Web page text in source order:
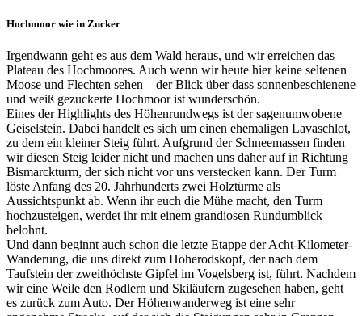
Hochmoor wie in Zucker
Irgendwann geht es aus dem Wald heraus, und wir erreichen das
Plateau des Hochmoores. Auch wenn wir heute hier keine seltenen
Moose und Flechten sehen – der Blick über dass sonnenbeschienene
und weiß gezuckerte Hochmoor ist wunderschön.
Eines der Highlights des Höhenrundwegs ist der sagenumwobene
Geiselstein. Dabei handelt es sich um einen ehemaligen Lavaschlot,
zu dem ein kleiner Steig führt. Aufgrund der Schneemassen finden
wir diesen Steig leider nicht und machen uns daher auf in Richtung
Bismarckturm, der sich nicht vor uns verstecken kann. Der Turm
löste Anfang des 20. Jahrhunderts zwei Holztürme als
Aussichtspunkt ab. Wenn ihr euch die Mühe macht, den Turm
hochzusteigen, werdet ihr mit einem grandiosen Rundumblick
belohnt.
Und dann beginnt auch schon die letzte Etappe der Acht-Kilometer-
Wanderung, die uns direkt zum Hoherodskopf, der nach dem
Taufstein der zweithöchste Gipfel im Vogelsberg ist, führt. Nachdem
wir eine Weile den Rodlern und Skiläufern zugesehen haben, geht
es zurück zum Auto. Der Höhenwanderweg ist eine sehr